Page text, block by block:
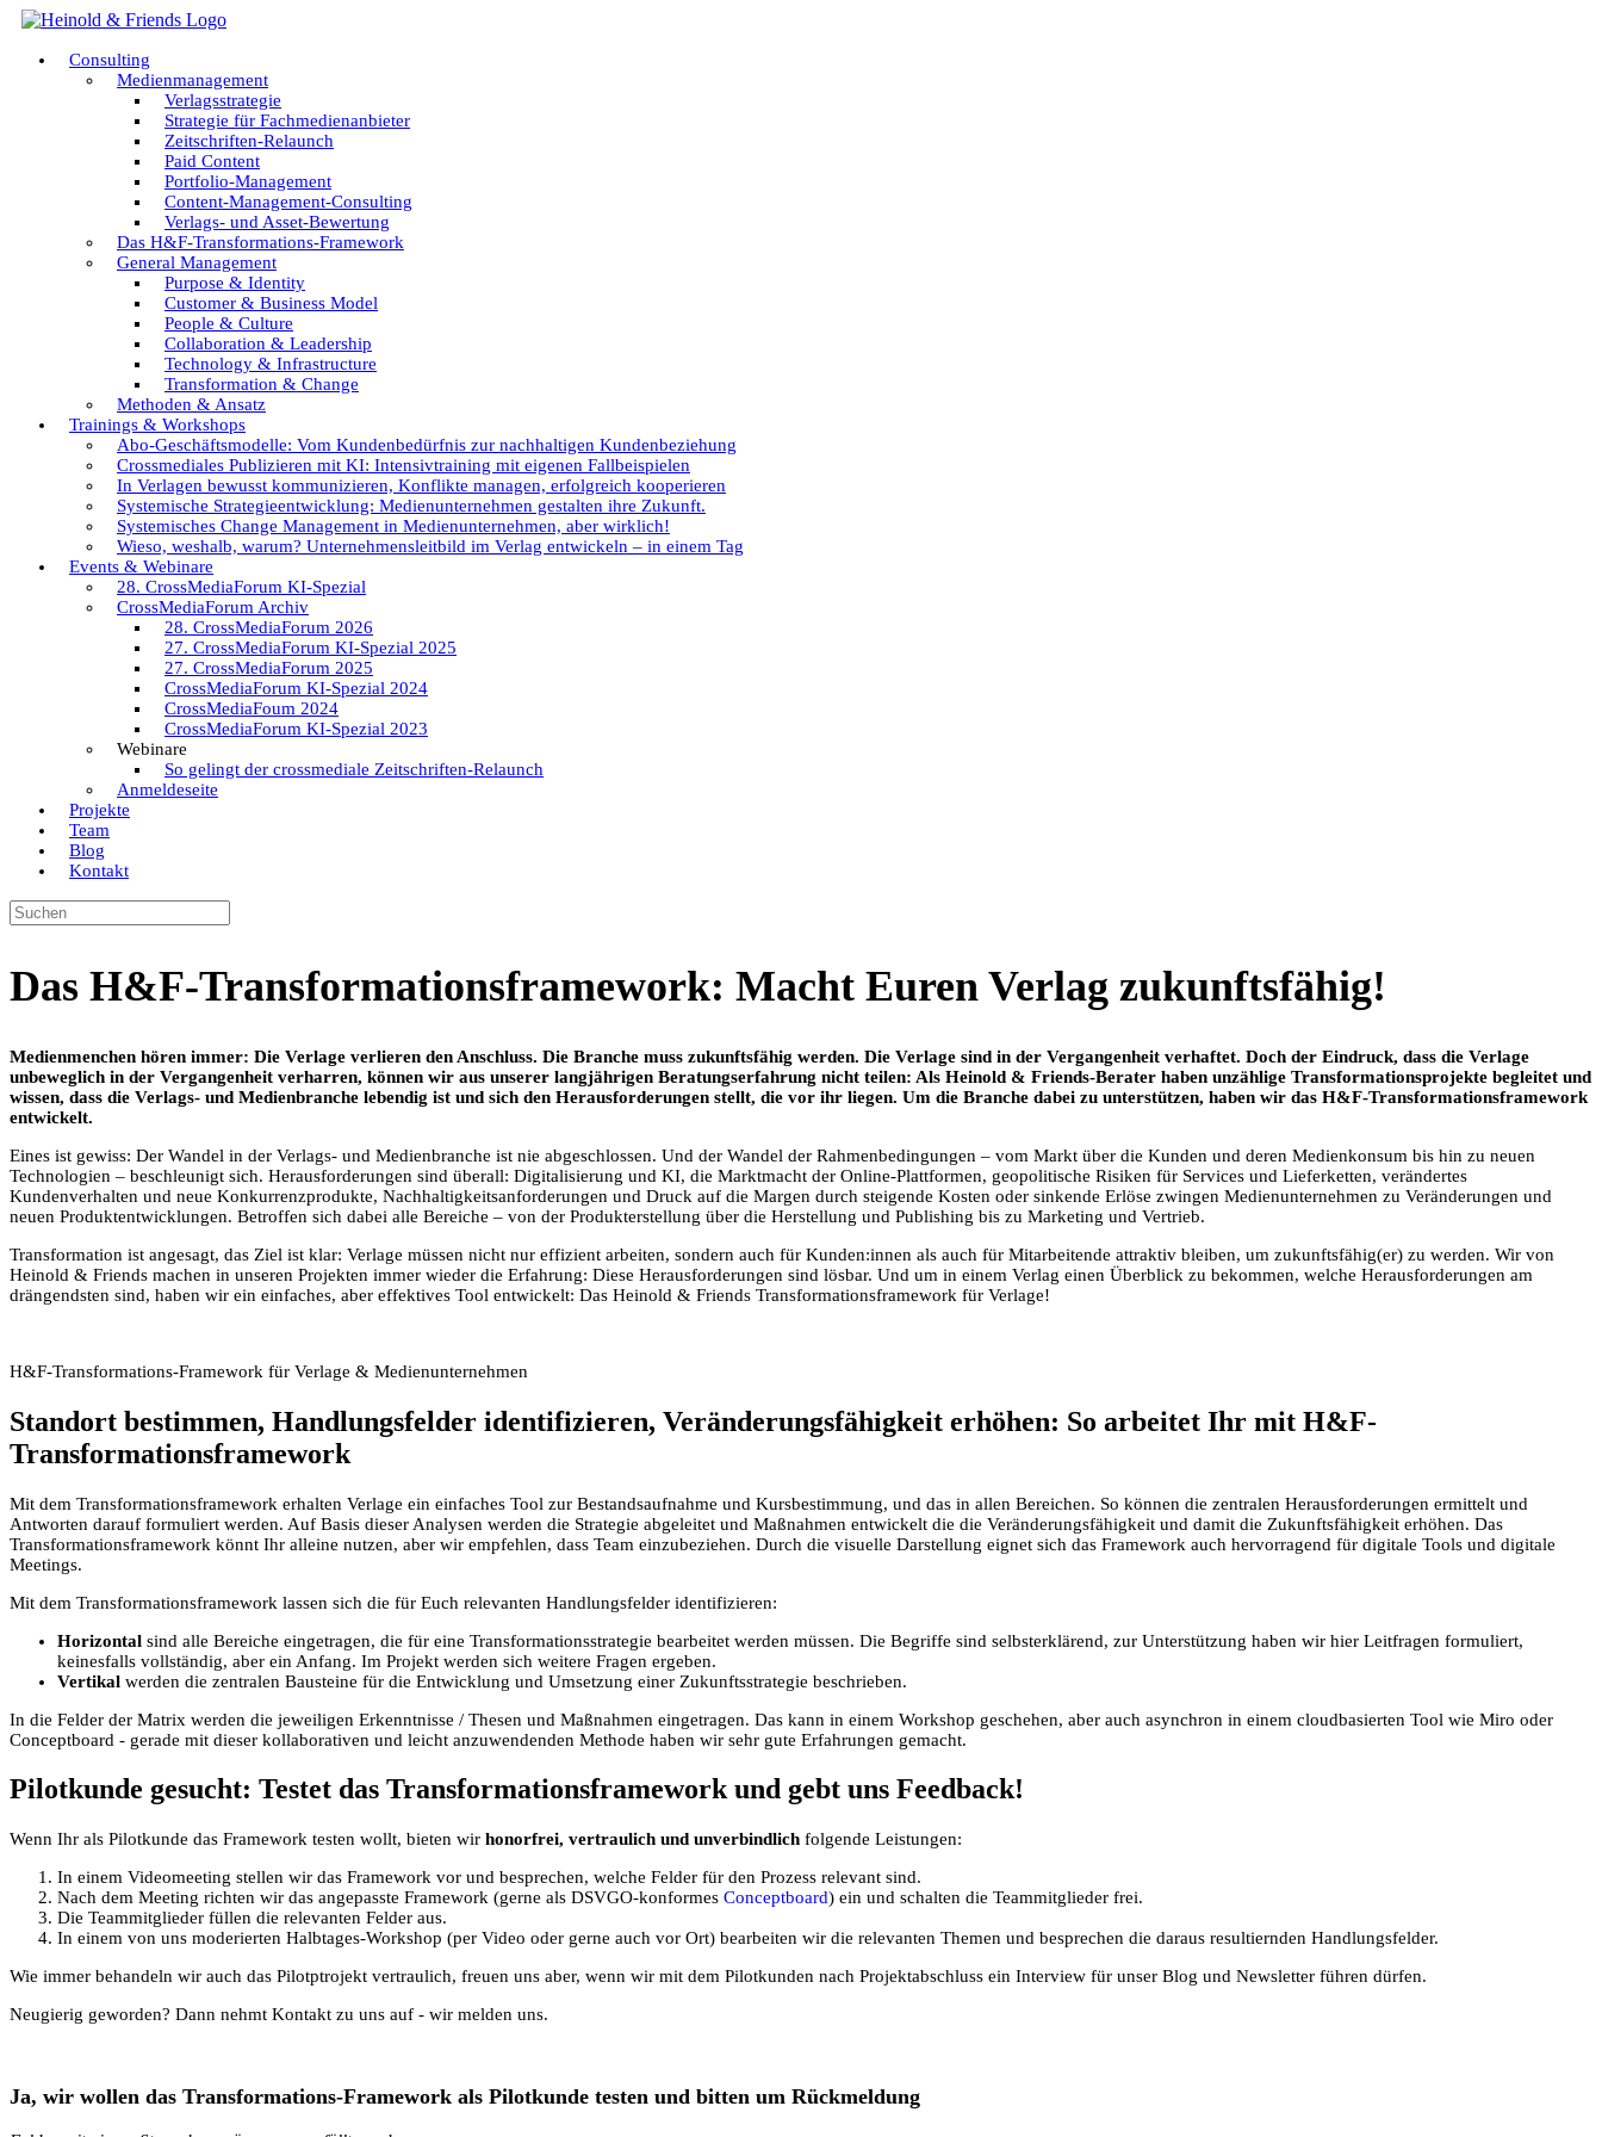
Zum
springenConsulting
Medienmanagement
Verlagsstrategie
Strategie für Fachmedienanbieter
Zeitschriften-Relaunch
Paid Content
Portfolio-Management
Content-Management-Consulting
Verlags- und Asset-Bewertung
Das H&F-Transformations-Framework
General Management
Purpose & Identity
Customer & Business Model
People & Culture
Collaboration & Leadership
Technology & Infrastructure
Transformation & Change
Methoden & Ansatz
Trainings & Workshops
Abo-Geschäftsmodelle: Vom Kundenbedürfnis zur nachhaltigen Kundenbeziehung
Crossmediales Publizieren mit KI: Intensivtraining mit eigenen Fallbeispielen
In Verlagen bewusst kommunizieren, Konflikte managen, erfolgreich kooperieren
Systemische Strategieentwicklung: Medienunternehmen gestalten ihre Zukunft.
Systemisches Change Management in Medienunternehmen, aber wirklich!
Wieso, weshalb, warum? Unternehmensleitbild im Verlag entwickeln – in einem Tag
Events & Webinare
28. CrossMediaForum KI-Spezial
CrossMediaForum Archiv
28. CrossMediaForum 2026
27. CrossMediaForum KI-Spezial 2025
27. CrossMediaForum 2025
CrossMediaForum KI-Spezial 2024
CrossMediaFoum 2024
CrossMediaForum KI-Spezial 2023
Webinare
So gelingt der crossmediale Zeitschriften-Relaunch
Anmeldeseite
Projekte
Team
Blog
Kontakt
Suchen
nach:
Das H&F-Transformationsframework: Macht Euren Verlag zukunftsfähig!
Medienmenchen hören immer: Die Verlage verlieren den Anschluss. Die Branche muss zukunftsfähig werden. Die Verlage sind in der Vergangenheit verhaftet. Doch der Eindruck, dass die Verlage
unbeweglich in der Vergangenheit verharren, können wir aus unserer langjährigen Beratungserfahrung nicht teilen: Als Heinold & Friends-Berater haben unzählige Transformationsprojekte begleitet und
wissen, dass die Verlags- und Medienbranche lebendig ist und sich den Herausforderungen stellt, die vor ihr liegen. Um die Branche dabei zu unterstützen, haben wir das H&F-Transformationsframework
entwickelt.
Eines ist gewiss: Der Wandel in der Verlags- und Medienbranche ist nie abgeschlossen. Und der Wandel der Rahmenbedingungen – vom Markt über die Kunden und deren Medienkonsum bis hin zu neuen
Technologien – beschleunigt sich. Herausforderungen sind überall: Digitalisierung und KI, die Marktmacht der Online-Plattformen, geopolitische Risiken für Services und Lieferketten, verändertes
Kundenverhalten und neue Konkurrenzprodukte, Nachhaltigkeitsanforderungen und Druck auf die Margen durch steigende Kosten oder sinkende Erlöse zwingen Medienunternehmen zu Veränderungen und
neuen Produktentwicklungen. Betroffen sich dabei alle Bereiche – von der Produkterstellung über die Herstellung und Publishing bis zu Marketing und Vertrieb.
Transformation ist angesagt, das Ziel ist klar: Verlage müssen nicht nur effizient arbeiten, sondern auch für Kunden:innen als auch für Mitarbeitende attraktiv bleiben, um zukunftsfähig(er) zu werden. Wir von
Heinold & Friends machen in unseren Projekten immer wieder die Erfahrung: Diese Herausforderungen sind lösbar. Und um in einem Verlag einen Überblick zu bekommen, welche Herausforderungen am
drängendsten sind, haben wir ein einfaches, aber effektives Tool entwickelt: Das Heinold & Friends Transformationsframework für Verlage!
H&F-Transformations-Framework für Verlage & Medienunternehmen
Standort bestimmen, Handlungsfelder identifizieren, Veränderungsfähigkeit erhöhen: So arbeitet Ihr mit H&F-
Transformationsframework
Mit dem Transformationsframework erhalten Verlage ein einfaches Tool zur Bestandsaufnahme und Kursbestimmung, und das in allen Bereichen. So können die zentralen Herausforderungen ermittelt und
Antworten darauf formuliert werden. Auf Basis dieser Analysen werden die Strategie abgeleitet und Maßnahmen entwickelt die die Veränderungsfähigkeit und damit die Zukunftsfähigkeit erhöhen. Das
Transformationsframework könnt Ihr alleine nutzen, aber wir empfehlen, dass Team einzubeziehen. Durch die visuelle Darstellung eignet sich das Framework auch hervorragend für digitale Tools und digitale
Meetings.
Mit dem Transformationsframework lassen sich die für Euch relevanten Handlungsfelder identifizieren:
Horizontal sind alle Bereiche eingetragen, die für eine Transformationsstrategie bearbeitet werden müssen. Die Begriffe sind selbsterklärend, zur Unterstützung haben wir hier Leitfragen formuliert,
keinesfalls vollständig, aber ein Anfang. Im Projekt werden sich weitere Fragen ergeben.
Vertikal werden die zentralen Bausteine für die Entwicklung und Umsetzung einer Zukunftsstrategie beschrieben.
In die Felder der Matrix werden die jeweiligen Erkenntnisse / Thesen und Maßnahmen eingetragen. Das kann in einem Workshop geschehen, aber auch asynchron in einem cloudbasierten Tool wie Miro oder
Conceptboard - gerade mit dieser kollaborativen und leicht anzuwendenden Methode haben wir sehr gute Erfahrungen gemacht.
Pilotkunde gesucht: Testet das Transformationsframework und gebt uns Feedback!
Wenn Ihr als Pilotkunde das Framework testen wollt, bieten wir honorfrei, vertraulich und unverbindlich folgende Leistungen:
In einem Videomeeting stellen wir das Framework vor und besprechen, welche Felder für den Prozess relevant sind.
Nach dem Meeting richten wir das angepasste Framework (gerne als DSVGO-konformes Conceptboard) ein und schalten die Teammitglieder frei.
Die Teammitglieder füllen die relevanten Felder aus.
In einem von uns moderierten Halbtages-Workshop (per Video oder gerne auch vor Ort) bearbeiten wir die relevanten Themen und besprechen die daraus resultiernden Handlungsfelder.
Wie immer behandeln wir auch das Pilotptrojekt vertraulich, freuen uns aber, wenn wir mit dem Pilotkunden nach Projektabschluss ein Interview für unser Blog und Newsletter führen dürfen.
Neugierig geworden? Dann nehmt Kontakt zu uns auf - wir melden uns.
Ja, wir wollen das Transformations-Framework als Pilotkunde testen und bitten um Rückmeldung